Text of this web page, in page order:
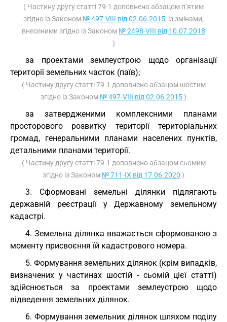
( Частину другу статті 79-1 доповнено абзацом п’ятим
згідно із Законом № 497-VIII від 02.06.2015; із змінами,
внесеними згідно із Законом № 2498-VIII від 10.07.2018
)
за проектами землеустрою щодо організації
території земельних часток (паїв);
( Частину другу статті 79-1 доповнено абзацом шостим
згідно із Законом № 497-VIII від 02.06.2015)
за затвердженими комплексними планами
просторового розвитку території територіальних
громад, генеральними планами населених пунктів,
детальними планами території.
( Частину другу статті 79-1 доповнено абзацом сьомим
згідно із Законом № 711-IX від 17.06.2020 )
3. Сформовані земельні ділянки підлягають
державній реєстрації у Державному земельному
кадастрі.
4. Земельна ділянка вважається сформованою з
моменту присвоєння їй кадастрового номера.
5. Формування земельних ділянок (крім випадків,
визначених у частинах шостій - сьомій цієї статті)
здійснюється за проектами землеустрою щодо
відведення земельних ділянок.
6. Формування земельних ділянок шляхом поділу